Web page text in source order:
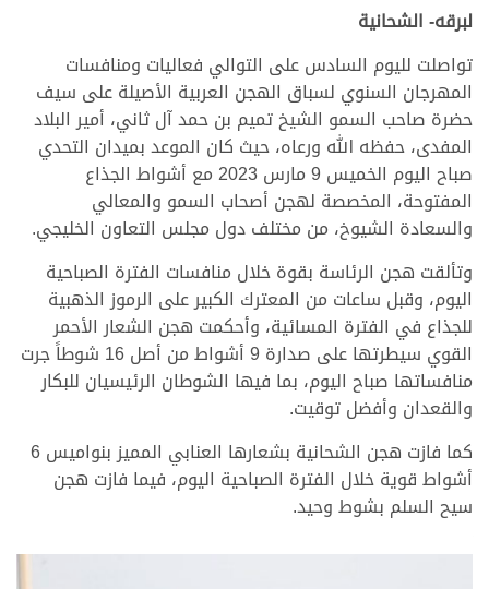
لبرقه- الشحانية
تواصلت لليوم السادس على التوالي فعاليات ومنافسات
المهرجان السنوي لسباق الهجن العربية الأصيلة على سيف
حضرة صاحب السمو الشيخ تميم بن حمد آل ثاني، أمير البلاد
المفدى، حفظه الله ورعاه، حيث كان الموعد بميدان التحدي
صباح اليوم الخميس 9 مارس 2023 مع أشواط الجذاع
المفتوحة، المخصصة لهجن أصحاب السمو والمعالي
والسعادة الشيوخ، من مختلف دول مجلس التعاون الخليجي.
وتألقت هجن الرئاسة بقوة خلال منافسات الفترة الصباحية
اليوم، وقبل ساعات من المعترك الكبير على الرموز الذهبية
للجذاع في الفترة المسائية، وأحكمت هجن الشعار الأحمر
القوي سيطرتها على صدارة 9 أشواط من أصل 16 شوطاً جرت
منافساتها صباح اليوم، بما فيها الشوطان الرئيسيان للبكار
والقعدان وأفضل توقيت.
كما فازت هجن الشحانية بشعارها العنابي المميز بنواميس 6
أشواط قوية خلال الفترة الصباحية اليوم، فيما فازت هجن
سيح السلم بشوط وحيد.